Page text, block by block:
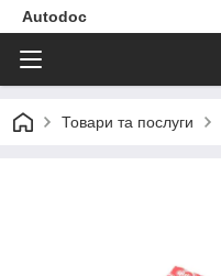
Autodoc
Товари та послуги